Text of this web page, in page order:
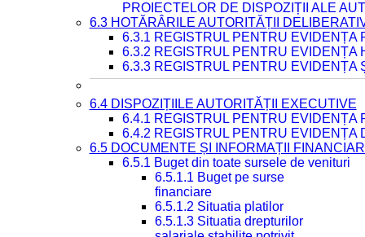
PROIECTELOR DE DISPOZIȚII ALE
6.3 HOTĂRÂRILE AUTORITĂȚII
6.3.1 REGISTRUL PENTRU EVIDENȚA
6.3.2 REGISTRUL PENTRU EVIDENȚA
6.3.3 REGISTRUL PENTRU EVIDENȚA
6.4 DISPOZIȚIILE AUTORITĂȚII EXECUTIVE
6.4.1 REGISTRUL PENTRU EVIDENȚA
6.4.2 REGISTRUL PENTRU EVIDENȚA
6.5 DOCUMENTE ȘI INFORMAȚII
6.5.1 Buget din toate sursele de venituri
6.5.1.1 Buget pe surse
financiare
6.5.1.2 Situatia platilor
6.5.1.3 Situatia drepturilor